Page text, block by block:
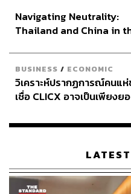
แม้มีการปูทางให้ COP30
ของโลก แต่การประชุมครั้
เช่น กรณีรัฐบาลบราซิลสั่งใ
สถานการณ์รถติดจากการป
อะแมซอนมากกว่า 400 ตา
และนักอนุรักษ์สิ่งแวดล้อมม
วัตถุประสงค์ของการประชุม
นอกจากนี้ ยังมีหลายฝ่ายตั้ง
ขาดแคลนที่อยู่อาศัย และมีค่
เจ้าของที่และบริษัทเช่าอสัง
แสน เช่น แฟลตอะพาร์ตเมน
Navigating Neutrality:
Thailand and China in
BUSINESS / ECONOMIC
วิเคราะห์ปรากฏการณ์คนแ
เชื่อ CLICX อาจเป็นเพียงย
เรือนไทยที่ถูกซุกไว้